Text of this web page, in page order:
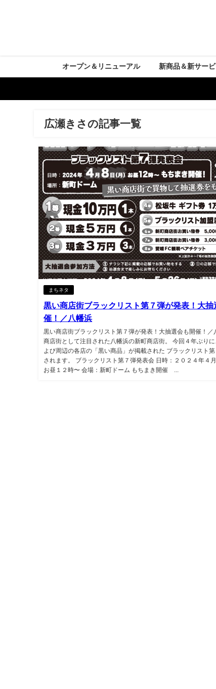
オープン＆リニューアル 新商品＆新サー
広瀬きさの記事一覧
まちネタ
黒い商店街ブラックリスト第７弾が発表！大抽
催！／八幡浜
黒い商店街ブラックリスト第７弾が発表！大抽選会も開催！／
商店街として注目された八幡浜の新町商店街。 今回４年ぶり
よび周辺の各店の「黒い商品」が掲載された ブラックリスト
されます。 ブラックリスト第７弾発表会 日時：２０２４年４月
お昼１２時〜 会場：新町ドーム もちまき開催 ...